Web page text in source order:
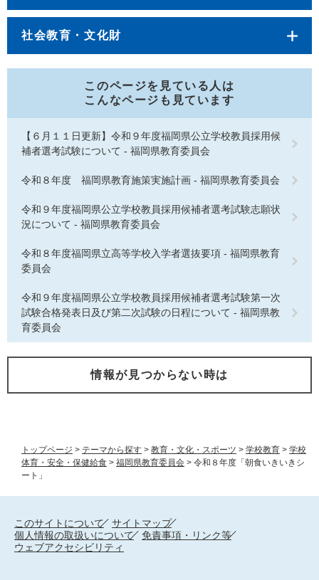
トップページ > テーマから探す > 教育・文化・スポーツ > 学校教育 > 学校
体育・安全・保健給食 > 福岡県教育委員会 > 令和８年度「朝食いきいきシ
ート」
社会教育・文化財
このページを見ている人は
こんなページも見ています
【６月１１日更新】令和９年度福岡県公立学校教員採用候
補者選考試験について - 福岡県教育委員会
令和８年度 福岡県教育施策実施計画 - 福岡県教育委員会
令和９年度福岡県公立学校教員採用候補者選考試験志願状
況について - 福岡県教育委員会
令和８年度福岡県立高等学校入学者選抜要項 - 福岡県教育
委員会
令和９年度福岡県公立学校教員採用候補者選考試験第一次
試験合格発表日及び第二次試験の日程について - 福岡県教
育委員会
情報が見つからない時は
このサイトについて
サイトマップ
個人情報の取扱いについて
免責事項・リンク等
ウェブアクセシビリティ